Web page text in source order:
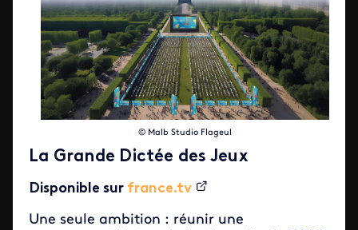
© Malb Studio Flageul
La Grande Dictée des Jeux
Disponible sur france.tv
Une seule ambition : réunir une